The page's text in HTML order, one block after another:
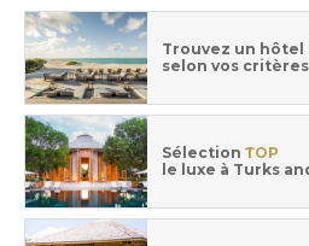
Trouvez un hôtel
selon vos critères
Sélection TOP
le luxe à Turks